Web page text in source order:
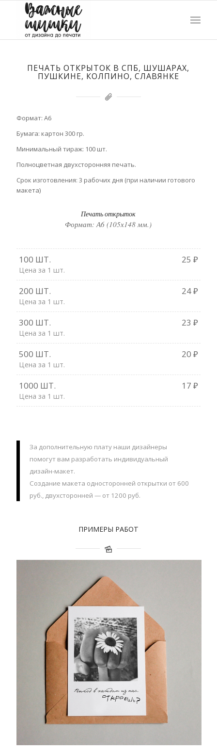
ПЕЧАТЬ ОТКРЫТОК В СПБ, ШУШАРАХ,
ПУШКИНЕ, КОЛПИНО, СЛАВЯНКЕ
Формат: А6
Бумага: картон 300 гр.
Минимальный тираж: 100 шт.
Полноцветная двухсторонняя печать.
Срок изготовления: 3 рабочих дня (при наличии готового
макета)
Печать открыток
Формат: А6 (105х148 мм.)
100 ШТ. 25 ₽
Цена за 1 шт.
200 ШТ. 24 ₽
Цена за 1 шт.
300 ШТ. 23 ₽
Цена за 1 шт.
500 ШТ. 20 ₽
Цена за 1 шт.
1000 ШТ. 17 ₽
Цена за 1 шт.
За дополнительную плату наши дизайнеры
помогут вам разработать индивидуальный
дизайн-макет.
Создание макета односторонней открытки от 600
руб., двухсторонней — от 1200 руб.
ПРИМЕРЫ РАБОТ